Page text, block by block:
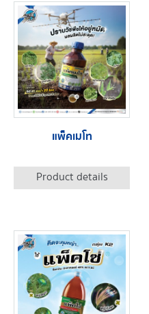
แพ็คเมโท
Product details